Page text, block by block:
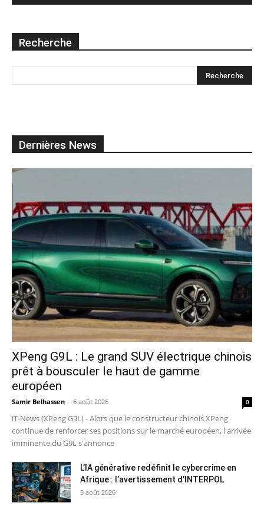
Recherche
Dernières News
XPeng G9L : Le grand SUV électrique chinois
prêt à bousculer le haut de gamme
européen
Samir Belhassen - 6 août 2026 0
iT-News (XPeng G9L) - Alors que le constructeur chinois XPeng
continue de renforcer ses positions sur le marché européen, l'arrivée
imminente du G9L s'annonce
L’IA générative redéfinit le cybercrime en
Afrique : l’avertissement d’INTERPOL
5 août 2026